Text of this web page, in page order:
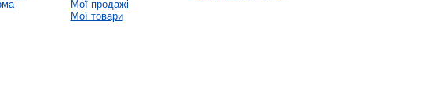
Мої продажі
Мої товари